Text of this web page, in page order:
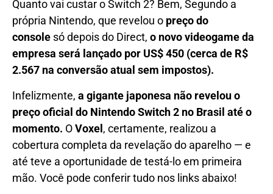
Quanto vai custar o Switch 2? Bem, Segundo a
própria Nintendo, que revelou o preço do
console só depois do Direct, o novo videogame da
empresa será lançado por US$ 450 (cerca de R$
2.567 na conversão atual sem impostos).
Infelizmente, a gigante japonesa não revelou o
preço oficial do Nintendo Switch 2 no Brasil até o
momento. OVoxel, certamente, realizou a
cobertura completa da revelação do aparelho — e
até teve a oportunidade de testá-lo em primeira
mão. Você pode conferir tudo nos links abaixo!